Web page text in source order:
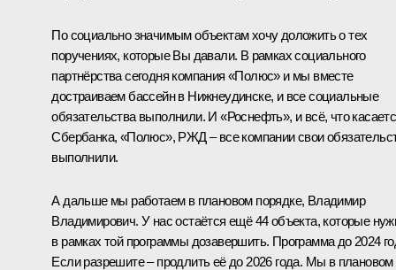
По социально значимым объектам хочу доложить о тех
поручениях, которые Вы давали. В рамках социального
партнёрства сегодня компания «Полюс» и мы вместе
достраиваем бассейн в Нижнеудинске, и все социальные
обязательства выполнили. И «Роснефть», и всё, что
Сбербанка, «Полюс», РЖД – все компании свои
выполнили.
А дальше мы работаем в плановом порядке, Владимир
Владимирович. У нас остаётся ещё 44 объекта, которые
в рамках той программы дозавершить. Программа до 2024
Если разрешите – продлить её до 2026 года. Мы в плановом